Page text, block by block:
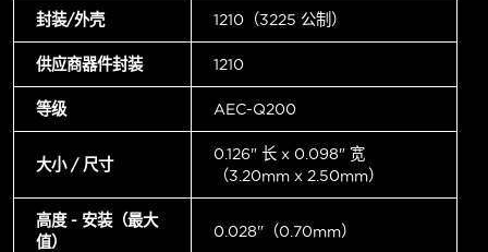
封装/外壳 1210（3225 公制）
供应商器件封装 1210
等级 AEC-Q200
大小 / 尺寸
0.126" 长 x 0.098" 宽
（3.20mm x 2.50mm）
高度 - 安装（最大
值）
0.028"（0.70mm）